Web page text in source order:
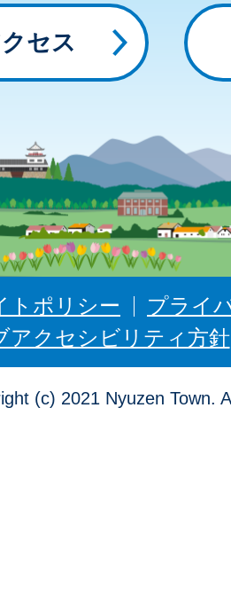
セス
トポリシー
プライ
アクセシビリティ方針
(c) 2021 Nyuzen Town.